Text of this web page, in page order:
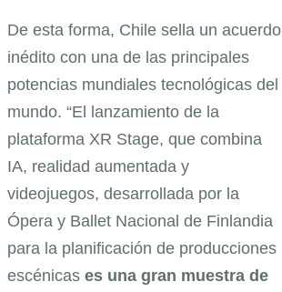
De esta forma, Chile sella un acuerdo
inédito con una de las principales
potencias mundiales tecnológicas del
mundo. “El lanzamiento de la
plataforma XR Stage, que combina
IA, realidad aumentada y
videojuegos, desarrollada por la
Ópera y Ballet Nacional de Finlandia
para la planificación de producciones
escénicas es una gran muestra de